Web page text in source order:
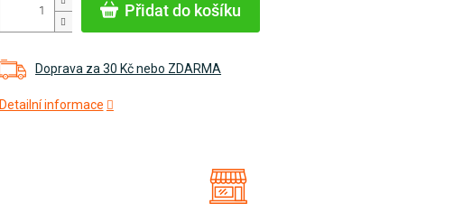
Přidat do košíku
Doprava za 30 Kč nebo ZDARMA
Detailní informace